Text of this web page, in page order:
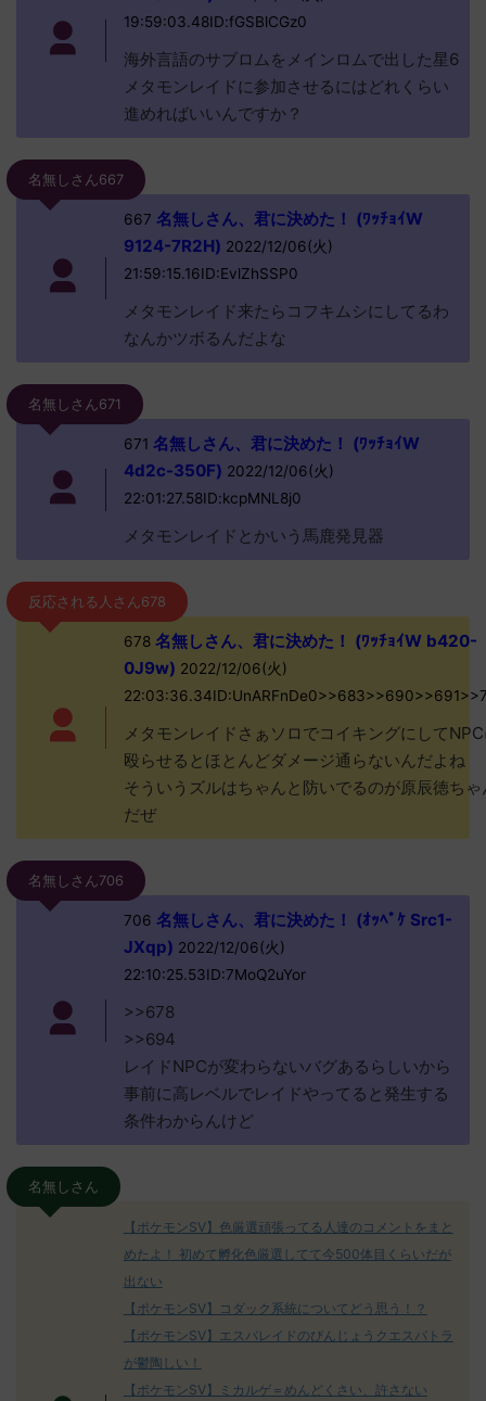
19:59:03.48ID:fGSBlCGz0
海外言語のサブロムをメインロムで出した星6
メタモンレイドに参加させるにはどれくらい
進めればいいんですか？
名無しさん667
667 名無しさん、君に決めた！ (ﾜｯﾁｮｲW
9124-7R2H) 2022/12/06(火)
21:59:15.16ID:EvlZhSSP0
メタモンレイド来たらコフキムシにしてるわ
なんかツボるんだよな
名無しさん671
671 名無しさん、君に決めた！ (ﾜｯﾁｮｲW
4d2c-350F) 2022/12/06(火)
22:01:27.58ID:kcpMNL8j0
メタモンレイドとかいう馬鹿発見器
反応される人さん678
678名無しさん、君に決めた！ (ﾜｯﾁｮｲW b420-
0J9w) 2022/12/06(火)
メタモンレイドさぁソロでコイキングにして
殴らせるとほとんどダメージ通らないんだよね
そういうズルはちゃんと防いでるのが原辰徳ちゃ
だぜ
名無しさん706
706 名無しさん、君に決めた！ (ｵｯﾍﾟｹ Src1-
JXqp) 2022/12/06(火)
22:10:25.53ID:7MoQ2uYor
>>678
>>694
レイドNPCが変わらないバグあるらしいから
事前に高レベルでレイドやってると発生する
条件わからんけど
名無しさん
【ポケモンSV】色厳選頑張ってる人達のコメントをまと
めたよ！ 初めて孵化色厳選してて今500体目くらいだが
出ない
【ポケモンSV】コダック系統についてどう思う！？
【ポケモンSV】エスバレイドのびんじょうクエスパトラ
が鬱陶しい！
【ポケモンSV】ミカルゲ＝めんどくさい、許さない